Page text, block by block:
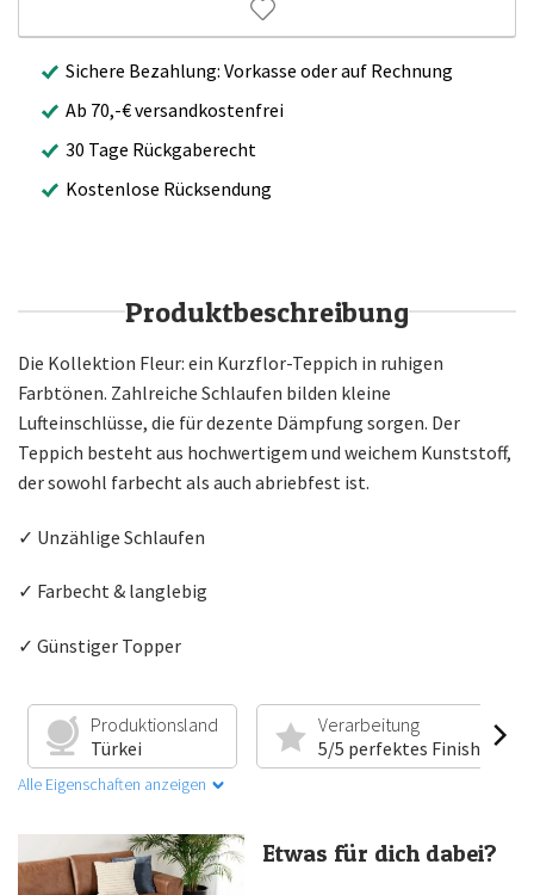
Sichere Bezahlung: Vorkasse oder auf Rechnung
Ab 70,-€ versandkostenfrei
30 Tage Rückgaberecht
Kostenlose Rücksendung
Produktbeschreibung
Die Kollektion Fleur: ein Kurzflor-Teppich in ruhigen
Farbtönen. Zahlreiche Schlaufen bilden kleine
Lufteinschlüsse, die für dezente Dämpfung sorgen. Der
Teppich besteht aus hochwertigem und weichem Kunststoff,
der sowohl farbecht als auch abriebfest ist.
✓ Unzählige Schlaufen
✓ Farbecht & langlebig
✓ Günstiger Topper
Produktionsland
Türkei
Verarbeitung
5/5 perfektes Finish
Alle Eigenschaften anzeigen
Etwas für dich dabei?